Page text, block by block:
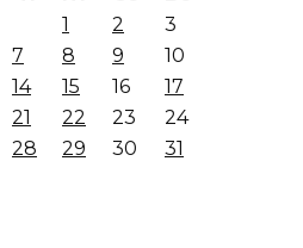
1
2
3
7 8 9
10
14 15 16
17
21 22 23
24
28 29 30 31